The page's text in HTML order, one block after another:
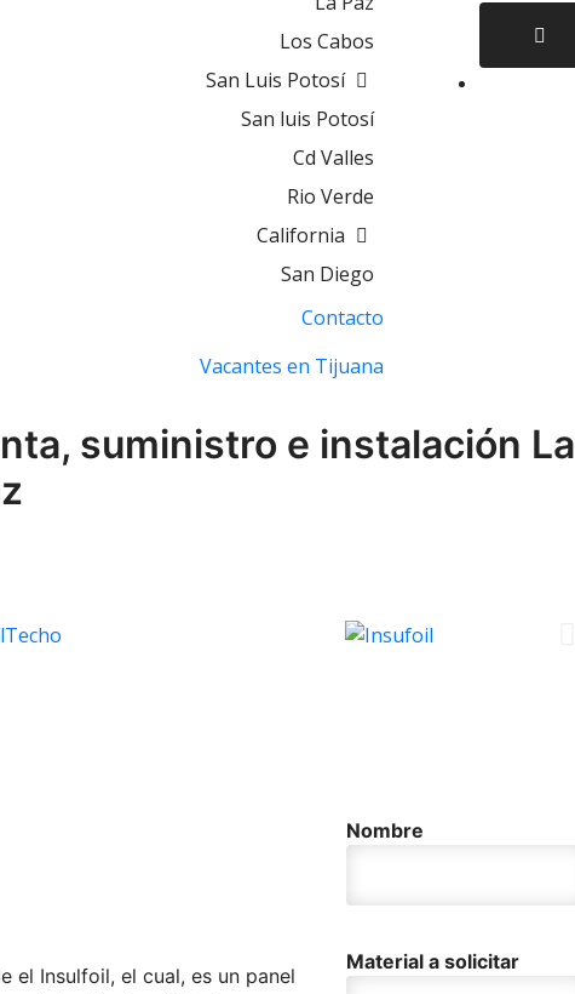
Los Cabos
San Luis Potosí
San luis Potosí
Cd Valles
Rio Verde
California
San Diego
Contacto
Vacantes en Tijuana
suministro e instalación La
el Insulfoil, el cual, es un panel
Nombre
Material a solicitar